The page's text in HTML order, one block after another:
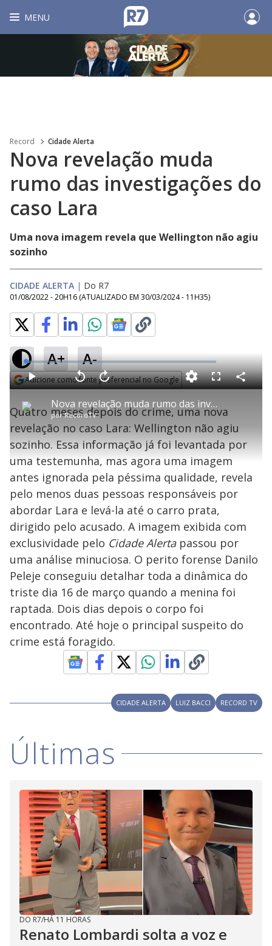
MENU
Record Cidade Alerta
Nova revelação muda
rumo das investigações do
caso Lara
Uma nova imagem revela que Wellington não agiu
sozinho
CIDADE ALERTA | Do R7
01/08/2022 - 20H16 (ATUALIZADO EM 30/03/2024 - 11H35)
A+ A-
Adicione como fonte preferencial no Google
P
l
a
y
V
i
d
e
o
Nova revelação muda rumo das investigações do caso Lara
porRecordTV
P V
t
a
r
0
n
d
o
s
A
n
ç
a
1
s
e
n
o
s
M
u
d
o
L
o
a
d
e
:
1
.
7
7
%
F
l
s
c
e
n
C
o
a
Quatro meses depois do crime, uma nova
revelação no caso Lara: Wellington não agiu
sozinho. Essa informação já foi levantada por
uma testemunha, mas agora uma imagem
antes ignorada pela péssima qualidade, revela
pelo menos duas pessoas responsáveis por
abordar Lara e levá-la até o carro prata,
dirigido pelo acusado. A imagem exibida com
exclusividade pelo Cidade Alerta passou por
uma análise minuciosa. O perito forense Danilo
Peleje conseguiu detalhar toda a dinâmica do
triste dia 16 de março quando a menina foi
raptada. Dois dias depois o corpo foi
encontrado. Até hoje o principal suspeito do
crime está foragido.
CIDADE ALERTA LUIZ BACCI RECORD TV
Últimas
DO R7/HÁ 11 HORAS
Renato Lombardi solta a voz e